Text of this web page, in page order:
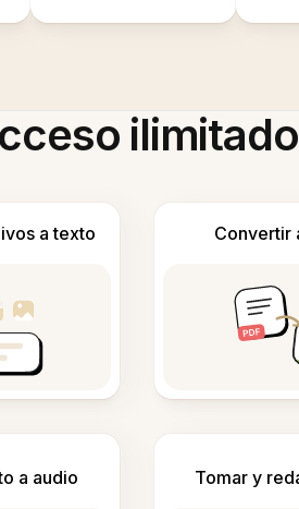
a texto Convertir
a audio Tomar y